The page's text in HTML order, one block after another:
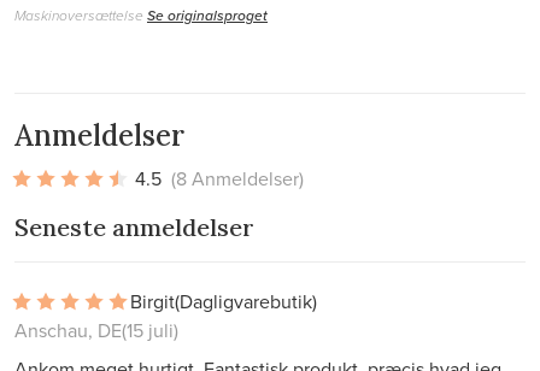
Maskinoversættelse Se originalsproget
Anmeldelser
4.5 (8 Anmeldelser)
Seneste anmeldelser
Birgit(Dagligvarebutik)
Anschau, DE(15 juli)